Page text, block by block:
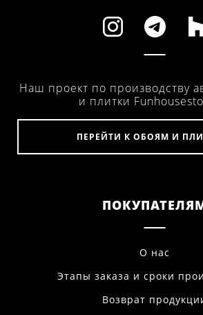
Наш проект по производству
и плитки
ПЕРЕЙТИ К ОБОЯМ И
О нас
Этапы заказа и сроки
Возврат